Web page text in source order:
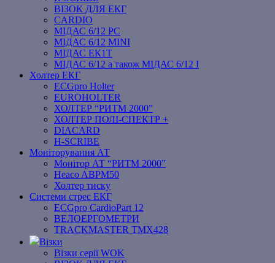
ВІЗОК ДЛЯ ЕКГ
CARDIO
МІДАС 6/12 PC
МІДАС 6/12 MINI
МІДАС ЕК1Т
МІДАС 6/12 а також МІДАС 6/12 І
Холтер ЕКГ
ECGpro Holter
EUROHOLTER
ХОЛТЕР “РИТМ 2000”
ХОЛТЕР ПОЛІ-СПЕКТР +
DIACARD
H-SCRIBE
Моніторування АТ
Монітор АТ “РИТМ 2000”
Heaco ABPM50
Холтер тиску
Системи стрес ЕКГ
ECGpro CardioPart 12
ВЕЛОЕРГОМЕТРИ
TRACKMASTER TMX428
Візки
Візки серії WOK